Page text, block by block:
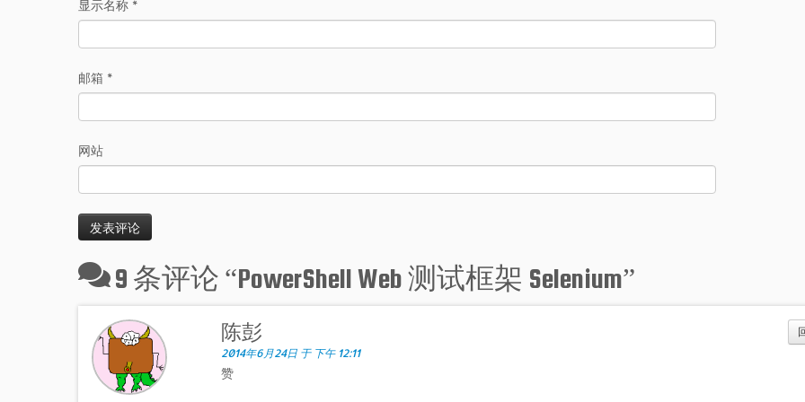
显示名称 *
邮箱 *
网站
9 条评论 “PowerShell Web 测试框架 Selenium”
陈彭
2014年6月24日 于 下午 12:11
赞